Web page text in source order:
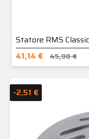
Statore RMS
41,14 €
45,90 €
-2,51 €